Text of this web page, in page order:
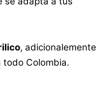
, adicionalemente
Colombia.